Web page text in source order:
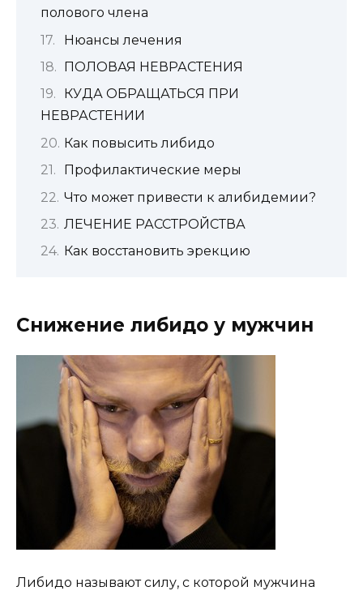
полового члена
Нюансы лечения
ПОЛОВАЯ НЕВРАСТЕНИЯ
КУДА ОБРАЩАТЬСЯ ПРИ
НЕВРАСТЕНИИ
Как повысить либидо
Профилактические меры
Что может привести к алибидемии?
ЛЕЧЕНИЕ РАССТРОЙСТВА
Как восстановить эрекцию
Снижение либидо у мужчин
Либидо называют силу, с которой мужчина